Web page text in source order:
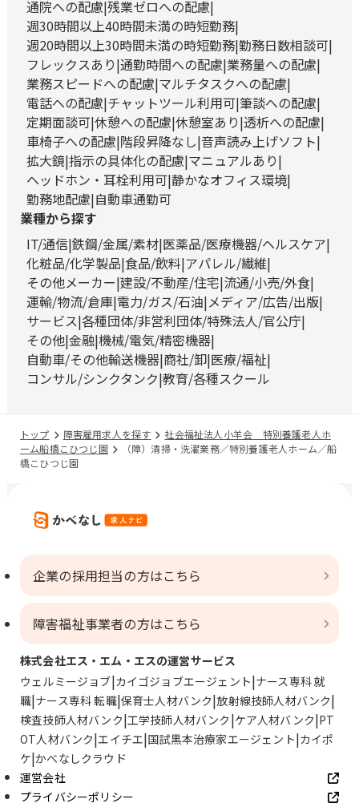
通院への配慮 残業ゼロへの配慮
週30時間以上40時間未満の時短勤務
週20時間以上30時間未満の時短勤務 勤務日数相談可
フレックスあり 通勤時間への配慮 業務量への配慮
業務スピードへの配慮 マルチタスクへの配慮
電話への配慮 チャットツール利用可 筆談への配慮
定期面談可 休憩への配慮 休憩室あり 透析への配慮
車椅子への配慮 階段昇降なし 音声読み上げソフト
拡大鏡 指示の具体化の配慮 マニュアルあり
ヘッドホン・耳栓利用可 静かなオフィス環境
勤務地配慮 自動車通勤可
業種から探す
IT/通信 鉄鋼/金属/素材 医薬品/医療機器/ヘルスケア
化粧品/化学製品 食品/飲料 アパレル/繊維
その他メーカー 建設/不動産/住宅 流通/小売/外食
運輸/物流/倉庫 電力/ガス/石油 メディア/広告/出版
サービス 各種団体/非営利団体/特殊法人/官公庁
その他 金融 機械/電気/精密機器
自動車/その他輸送機器 商社/卸 医療/福祉
コンサル/シンクタンク 教育/各種スクール
トップ 障害雇用求人を探す
社会福祉法人小羊会 特別養護老人ホ
ーム船橋こひつじ園
（障）清掃・洗濯業務／特別養護老人ホーム／船
橋こひつじ園
企業の採用担当の方はこちら
障害福祉事業者の方はこちら
株式会社エス・エム・エスの運営サービス
ウェルミージョブ カイゴジョブエージェント ナース専科 就
職 ナース専科 転職 保育士人材バンク 放射線技師人材バンク
検査技師人材バンク 工学技師人材バンク ケア人材バンク PT
OT人材バンク エイチエ 国試黒本治療家エージェント カイポ
ケ かべなしクラウド
運営会社
プライバシーポリシー